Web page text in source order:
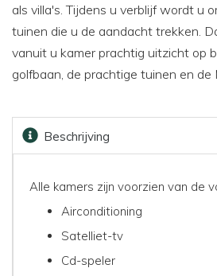
als villa's. Tijdens u verblijf wordt u
tuinen die u de aandacht trekken.
vanuit u kamer prachtig uitzicht op
golfbaan, de prachtige tuinen en de
Beschrijving
Alle kamers zijn voorzien van de
Airconditioning
Satelliet-tv
Cd-speler